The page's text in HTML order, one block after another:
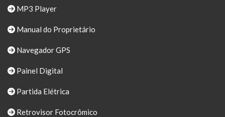
MP3 Player
Manual do Proprietário
Navegador GPS
Painel Digital
Partida Elétrica
Retrovisor Fotocrômico